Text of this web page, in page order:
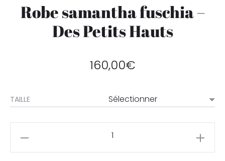
Robe samantha fuschia –
Des Petits Hauts
160,00€
TAILLE